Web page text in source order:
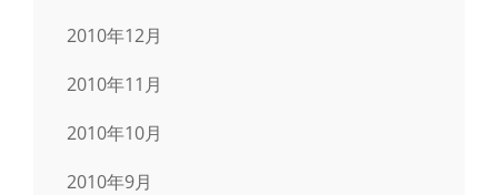
2010年12月
2010年11月
2010年10月
2010年9月